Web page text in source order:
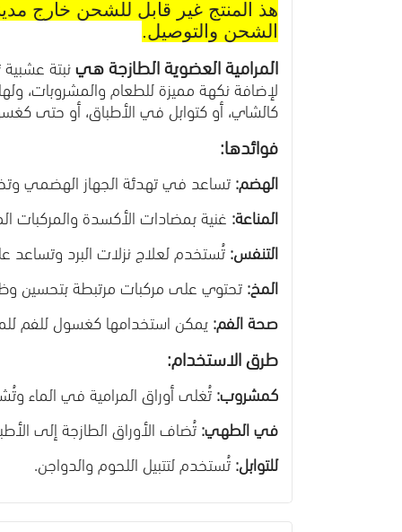
هذ المنتج غير قابل للشحن خارج
الشحن والتوصيل.
المرامية العضوية الطازجة هينبتة
لإضافة نكهة مميزة للطعام والمشروبات،
كالشاي، أو كتوابل في الأطباق، أو حتى
فوائدها:
الهضم: تساعد في تهدئة الجهاز الهضمي
المناعة: غنية بمضادات الأكسدة والمركبات
التنفس: تُستخدم لعلاج نزلات البرد وتساعد
المخ: تحتوي على مركبات مرتبطة بتحسين
صحة الفم: يمكن استخدامها كغسول للفم
طرق الاستخدام:
كمشروب: تُغلى أوراق المرامية في الماء
في الطهي: تُضاف الأوراق الطازجة إلى
للتوابل: تُستخدم لتتبيل اللحوم والدواجن.